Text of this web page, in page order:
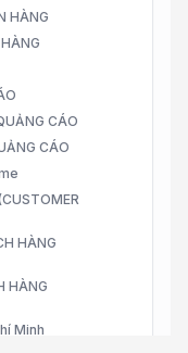
HÀNG
CÁO
CÁO
HÀNG
HÀNG
Minh